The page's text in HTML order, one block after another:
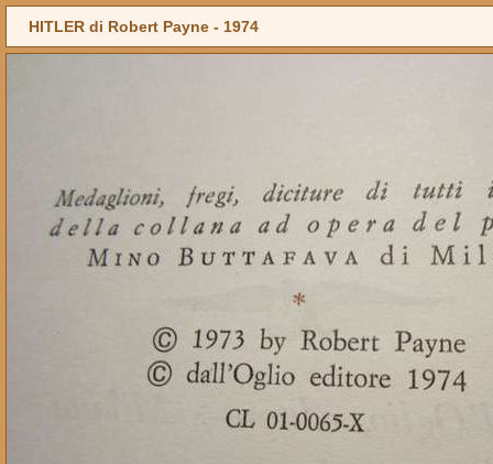
HITLER di Robert Payne - 1974